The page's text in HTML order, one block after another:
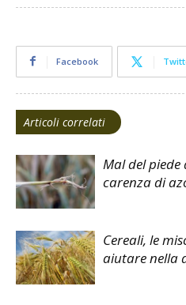
Facebook
Articoli correlati
Mal del piede
carenza di
Cereali, le
aiutare nella